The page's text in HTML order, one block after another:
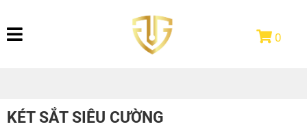
0
KÉT SẮT SIÊU CƯỜNG